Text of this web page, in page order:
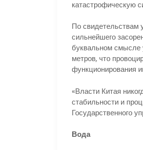
катастрофическую
По свидетельствам
сильнейшего
буквальном смысле
метров, что
функционирования
«Власти Китая
стабильности и
Государственного
Вода